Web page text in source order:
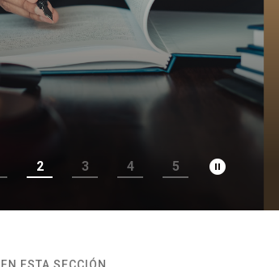
2 3 4 5 pause_circle_filled
EN ESTA SECCIÓN